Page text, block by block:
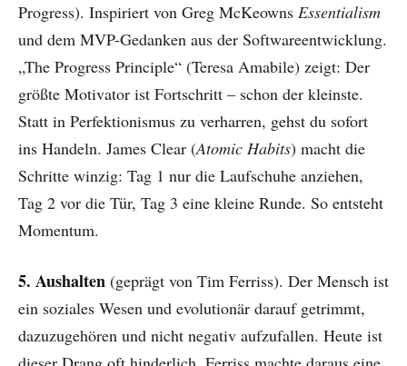
Progress). Inspiriert von Greg McKeowns Essentialism
und dem MVP-Gedanken aus der Softwareentwicklung.
„The Progress Principle“ (Teresa Amabile) zeigt: Der
größte Motivator ist Fortschritt – schon der kleinste.
Statt in Perfektionismus zu verharren, gehst du sofort
ins Handeln. James Clear (Atomic Habits) macht die
Schritte winzig: Tag 1 nur die Laufschuhe anziehen,
Tag 2 vor die Tür, Tag 3 eine kleine Runde. So entsteht
Momentum.
5. Aushalten (geprägt von Tim Ferriss). Der Mensch ist
ein soziales Wesen und evolutionär darauf getrimmt,
dazuzugehören und nicht negativ aufzufallen. Heute ist